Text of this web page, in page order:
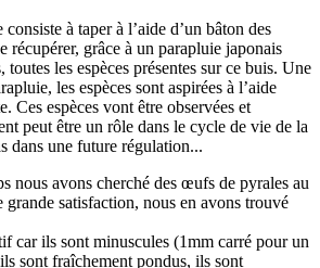
à taper à l’aide d’un bâton des
récupérer, grâce à un parapluie japonais
toutes les espèces présentes sur ce buis. Une
les espèces sont aspirées à l’aide
Ces espèces vont être observées et
peut être un rôle dans le cycle de vie de la
dans une future régulation...
nous avons cherché des œufs de pyrales au
satisfaction, nous en avons trouvé
car ils sont minuscules (1mm carré pour un
sont fraîchement pondus, ils sont